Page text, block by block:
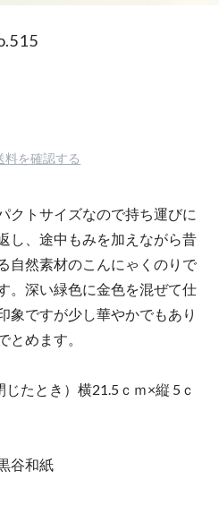
料を確認する
クトサイズなので持ち運びに
し、途中もみを加えながら昔
自然素材のこんにゃくのりで
。深い緑色に金色を混ぜて仕
象ですが少し華やかでもあり
とめます。
たとき）横21.5ｃｍ×縦 5ｃ
谷和紙